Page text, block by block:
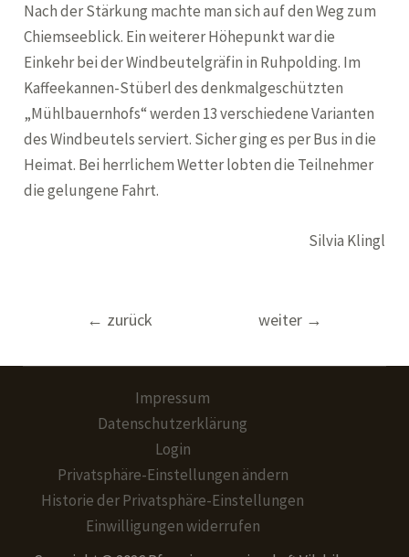
Nach der Stärkung machte man sich auf den Weg zum
Chiemseeblick. Ein weiterer Höhepunkt war die
Einkehr bei der Windbeutelgräfin in Ruhpolding. Im
Kaffeekannen-Stüberl des denkmalgeschützten
„Mühlbauernhofs“ werden 13 verschiedene Varianten
des Windbeutels serviert. Sicher ging es per Bus in die
Heimat. Bei herrlichem Wetter lobten die Teilnehmer
die gelungene Fahrt.
Silvia Klingl
Beitragsnavigation
← zurück weiter →
Impressum
Datenschutzerklärung
Login
Privatsphäre-Einstellungen ändern
Historie der Privatsphäre-Einstellungen
Einwilligungen widerrufen